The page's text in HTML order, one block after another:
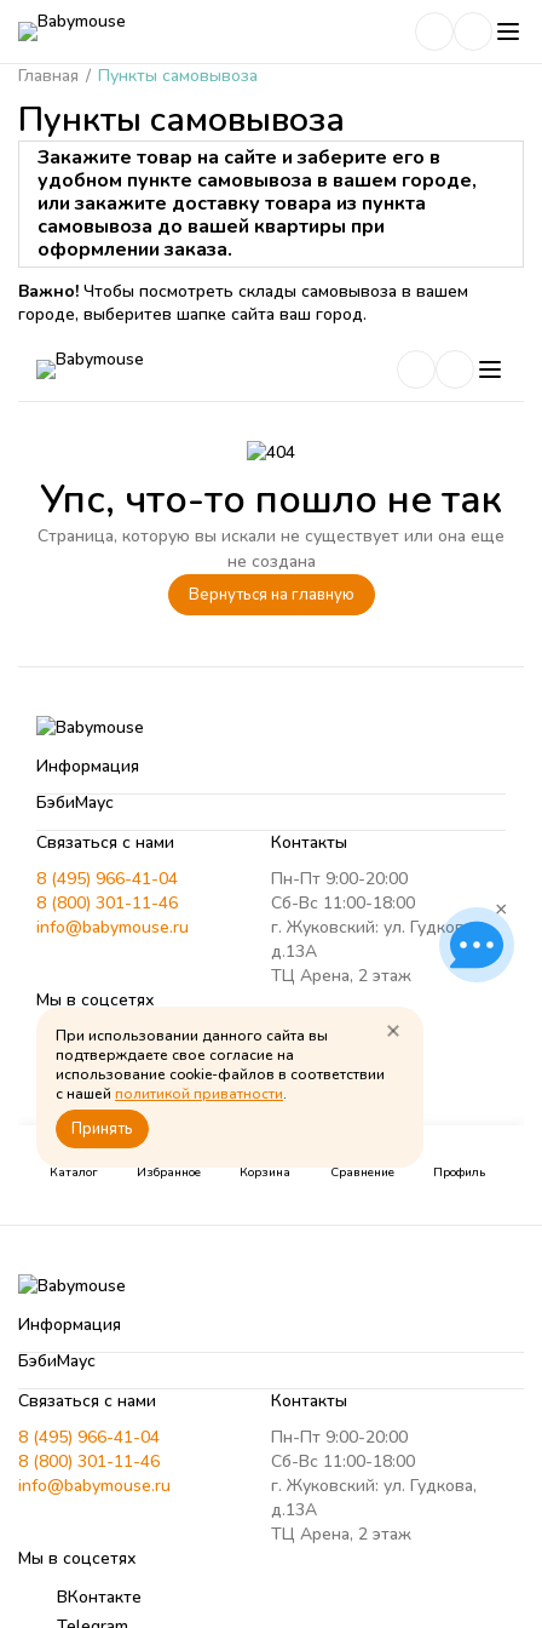
Главная / Пункты самовывоза
Пункты самовывоза
Закажите товар на сайте и заберите его в
удобном пункте самовывоза в вашем городе,
или закажите доставку товара из пункта
самовывоза до вашей квартиры при
оформлении заказа.
Важно! Чтобы посмотреть склады самовывоза в вашем
городе, выберитев шапке сайта ваш город.
Информация
БэбиМаус
Связаться с нами
8 (495) 966-41-04
8 (800) 301-11-46
info@babymouse.ru
Контакты
Пн-Пт 9:00-20:00
Сб-Вс 11:00-18:00
г. Жуковский: ул. Гудкова,
д.13А
ТЦ Арена, 2 этаж
Мы в соцсетях
ВКонтакте